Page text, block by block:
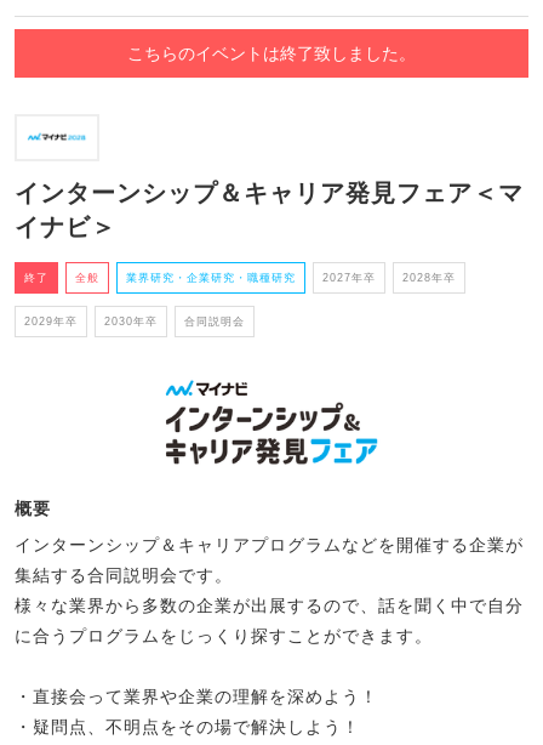
こちらのイベントは終了致しました。
インターンシップ＆キャリア発見フェア＜マ
イナビ＞
終了 全般 業界研究・企業研究・職種研究 2027年卒 2028年卒
2029年卒 2030年卒 合同説明会
概要
インターンシップ＆キャリアプログラムなどを開催する企業が
集結する合同説明会です。
様々な業界から多数の企業が出展するので、話を聞く中で自分
に合うプログラムをじっくり探すことができます。
・直接会って業界や企業の理解を深めよう！
・疑問点、不明点をその場で解決しよう！